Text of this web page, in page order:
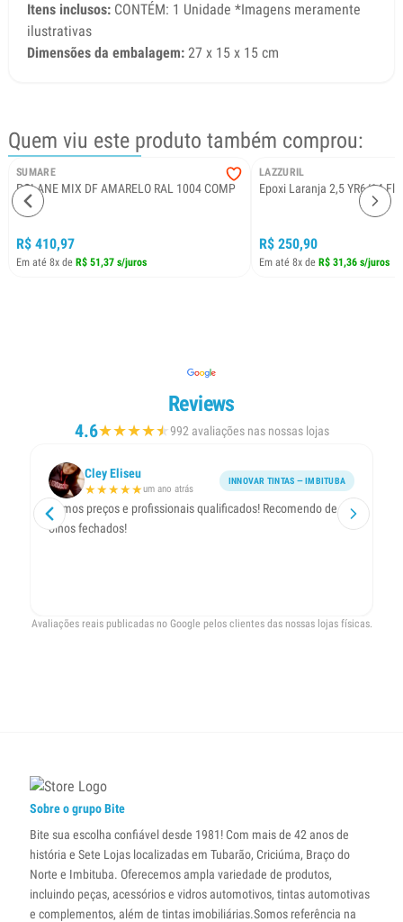
Itens inclusos: CONTÉM: 1 Unidade *Imagens meramente
ilustrativas
Dimensões da embalagem: 27 x 15 x 15 cm
Quem viu este produto também comprou:
SUMARE
POLANE MIX DF AMARELO RAL 1004 COMP
R$ 410,97
Em até 8x de R$ 51,37 s/juros
LAZZURIL
Epoxi Laranja 2,5 YR6/14
R$ 250,90
Em até 8x de R$ 31,36 s/juros
Reviews
4.6★★★★★
★992 avaliações nas nossas lojas
Cley Eliseu
★★★★★um ano atrás
INNOVAR TINTAS — IMBITUBA
Ótimos preços e profissionais qualificados! Recomendo de
olhos fechados!
Avaliações reais publicadas no Google pelos clientes das nossas lojas físicas.
Sobre o grupo Bite
Bite sua escolha confiável desde 1981! Com mais de 42 anos de
história e Sete Lojas localizadas em Tubarão, Criciúma, Braço do
Norte e Imbituba. Oferecemos ampla variedade de produtos,
incluindo peças, acessórios e vidros automotivos, tintas automotivas
e complementos, além de tintas imobiliárias.Somos referência na